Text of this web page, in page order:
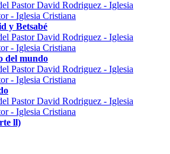
y Betsabé
del mundo
ll)